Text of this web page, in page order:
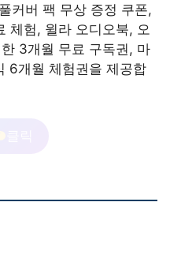
커버 팩 무상 증정 쿠폰,
체험, 윌라 오디오북, 오
3개월 무료 구독권, 마
6개월 체험권을 제공합